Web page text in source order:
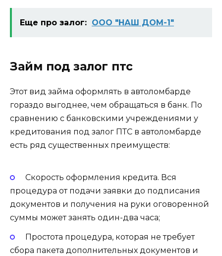
Еще про залог: ООО "НАШ ДОМ-1"
Займ под залог птс
Этот вид займа оформлять в автоломбарде
гораздо выгоднее, чем обращаться в банк. По
сравнению с банковскими учреждениями у
кредитования под залог ПТС в автоломбарде
есть ряд существенных преимуществ:
Скорость оформления кредита. Вся
процедура от подачи заявки до подписания
документов и получения на руки оговоренной
суммы может занять один-два часа;
Простота процедура, которая не требует
сбора пакета дополнительных документов и